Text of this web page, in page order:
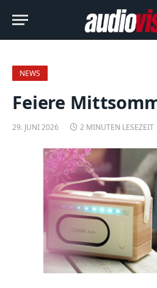
NEWS
Feiere
29. JUNI 2026 2 MINUTEN LESEZEIT